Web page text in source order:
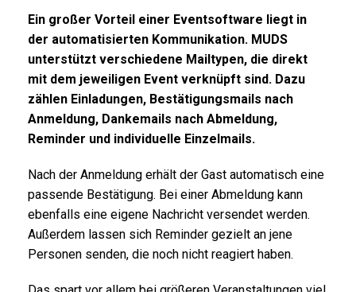
Ein großer Vorteil einer Eventsoftware liegt in
der automatisierten Kommunikation. MUDS
unterstützt verschiedene Mailtypen, die direkt
mit dem jeweiligen Event verknüpft sind. Dazu
zählen Einladungen, Bestätigungsmails nach
Anmeldung, Dankemails nach Abmeldung,
Reminder und individuelle Einzelmails.
Nach der Anmeldung erhält der Gast automatisch eine
passende Bestätigung. Bei einer Abmeldung kann
ebenfalls eine eigene Nachricht versendet werden.
Außerdem lassen sich Reminder gezielt an jene
Personen senden, die noch nicht reagiert haben.